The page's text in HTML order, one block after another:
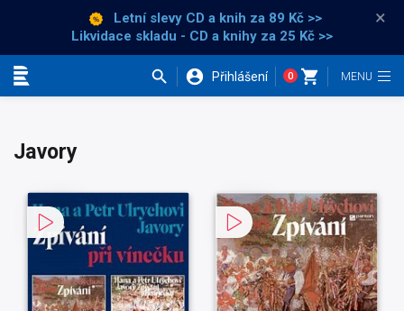
Letní slevy CD a knih za 89 Kč >>
Likvidace skladu - CD a knihy za 25 Kč >>
×
Přihlášení 0
Javory